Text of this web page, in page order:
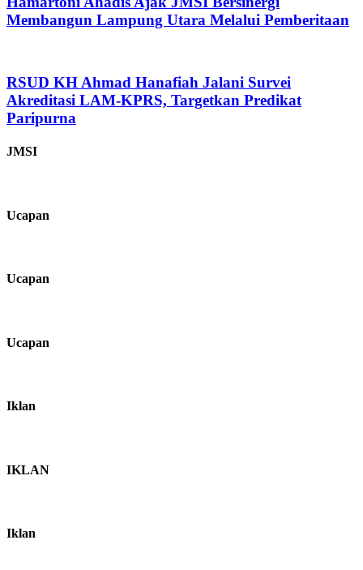
Membangun Lampung Utara Melalui Pemberitaan
RSUD KH Ahmad Hanafiah Jalani Survei
Akreditasi LAM-KPRS, Targetkan Predikat
Paripurna
JMSI
Ucapan
Ucapan
Ucapan
Iklan
IKLAN
Iklan